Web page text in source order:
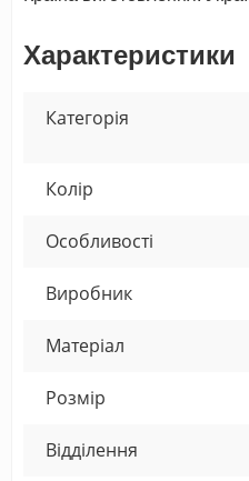
Характеристики
Категорія
Колір
Особливості
Виробник
Матеріал
Розмір
Відділення